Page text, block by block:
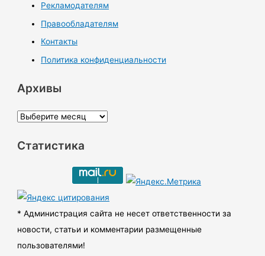
Рекламодателям
Правообладателям
Контакты
Политика конфиденциальности
Архивы
А
х
ы
Статистика
* Администрация сайта не несет ответственности за
новости, статьи и комментарии размещенные
пользователями!